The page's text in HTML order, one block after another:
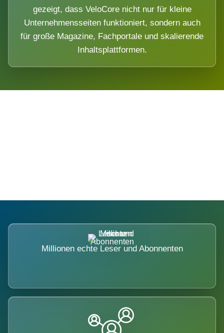
gezeigt, dass VeloCore nicht nur für kleine
Unternehmensseiten funktioniert, sondern auch
für große Magazine, Fachportale und skalierende
Inhaltsplattformen.
Millionen echte Leser und Abonnenten